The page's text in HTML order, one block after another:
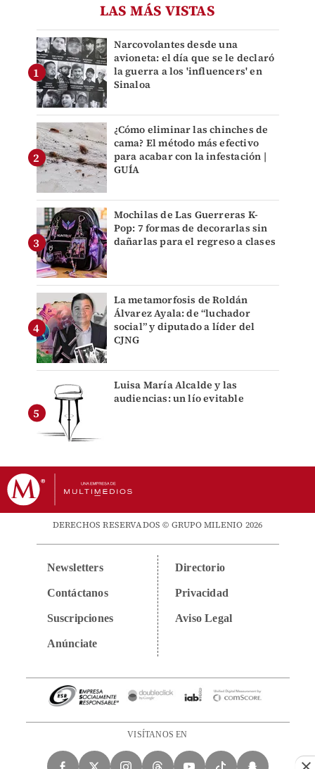
LAS MÁS VISTAS
Narcovolantes desde una
avioneta: el día que se le declaró
la guerra a los 'influencers' en
Sinaloa
¿Cómo eliminar las chinches de
cama? El método más efectivo
para acabar con la infestación |
GUÍA
Mochilas de Las Guerreras K-
Pop: 7 formas de decorarlas sin
dañarlas para el regreso a clases
La metamorfosis de Roldán
Álvarez Ayala: de “luchador
social” y diputado a líder del
CJNG
Luisa María Alcalde y las
audiencias: un lío evitable
DERECHOS RESERVADOS © GRUPO MILENIO 2026
Newsletters
Contáctanos
Suscripciones
Anúnciate
Directorio
Privacidad
Aviso Legal
VISÍTANOS EN